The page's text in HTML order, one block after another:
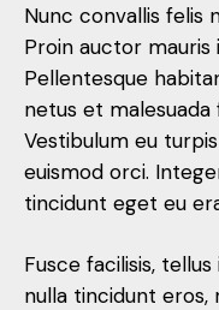
Nunc convallis felis
Proin auctor
Pellentesque
netus et
Vestibulum eu
euismod orci.
tincidunt eget eu
Fusce facilisis,
nulla tincidunt